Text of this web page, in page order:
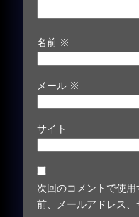
名前 ※
メール ※
サイト
次回のコメントで使
前、メールアドレス、